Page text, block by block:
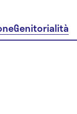
Genitorialità